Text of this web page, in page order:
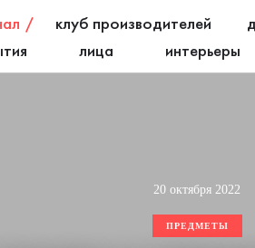
клуб производителей
лица интерьеры
20 октября 2022
ПРЕДМЕТЫ